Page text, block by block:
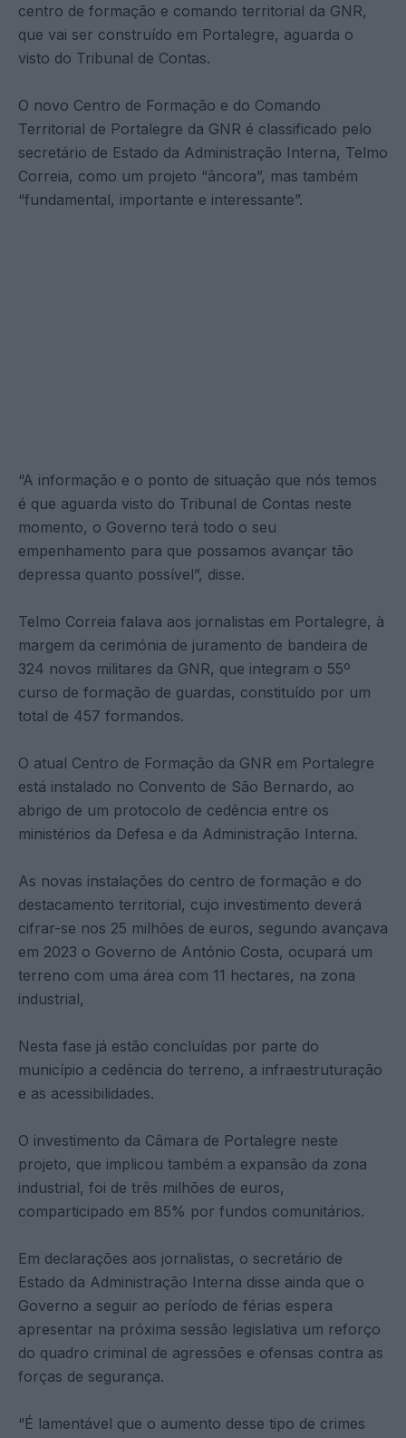
centro de formação e comando territorial da GNR,
que vai ser construído em Portalegre, aguarda o
visto do Tribunal de Contas.
O novo Centro de Formação e do Comando
Territorial de Portalegre da GNR é classificado pelo
secretário de Estado da Administração Interna, Telmo
Correia, como um projeto “âncora”, mas também
“fundamental, importante e interessante”.
“A informação e o ponto de situação que nós temos
é que aguarda visto do Tribunal de Contas neste
momento, o Governo terá todo o seu
empenhamento para que possamos avançar tão
depressa quanto possível”, disse.
Telmo Correia falava aos jornalistas em Portalegre, à
margem da cerimónia de juramento de bandeira de
324 novos militares da GNR, que integram o 55º
curso de formação de guardas, constituído por um
total de 457 formandos.
O atual Centro de Formação da GNR em Portalegre
está instalado no Convento de São Bernardo, ao
abrigo de um protocolo de cedência entre os
ministérios da Defesa e da Administração Interna.
As novas instalações do centro de formação e do
destacamento territorial, cujo investimento deverá
cifrar-se nos 25 milhões de euros, segundo avançava
em 2023 o Governo de António Costa, ocupará um
terreno com uma área com 11 hectares, na zona
industrial,
Nesta fase já estão concluídas por parte do
município a cedência do terreno, a infraestruturação
e as acessibilidades.
O investimento da Câmara de Portalegre neste
projeto, que implicou também a expansão da zona
industrial, foi de três milhões de euros,
comparticipado em 85% por fundos comunitários.
Em declarações aos jornalistas, o secretário de
Estado da Administração Interna disse ainda que o
Governo a seguir ao período de férias espera
apresentar na próxima sessão legislativa um reforço
do quadro criminal de agressões e ofensas contra as
forças de segurança.
“É lamentável que o aumento desse tipo de crimes